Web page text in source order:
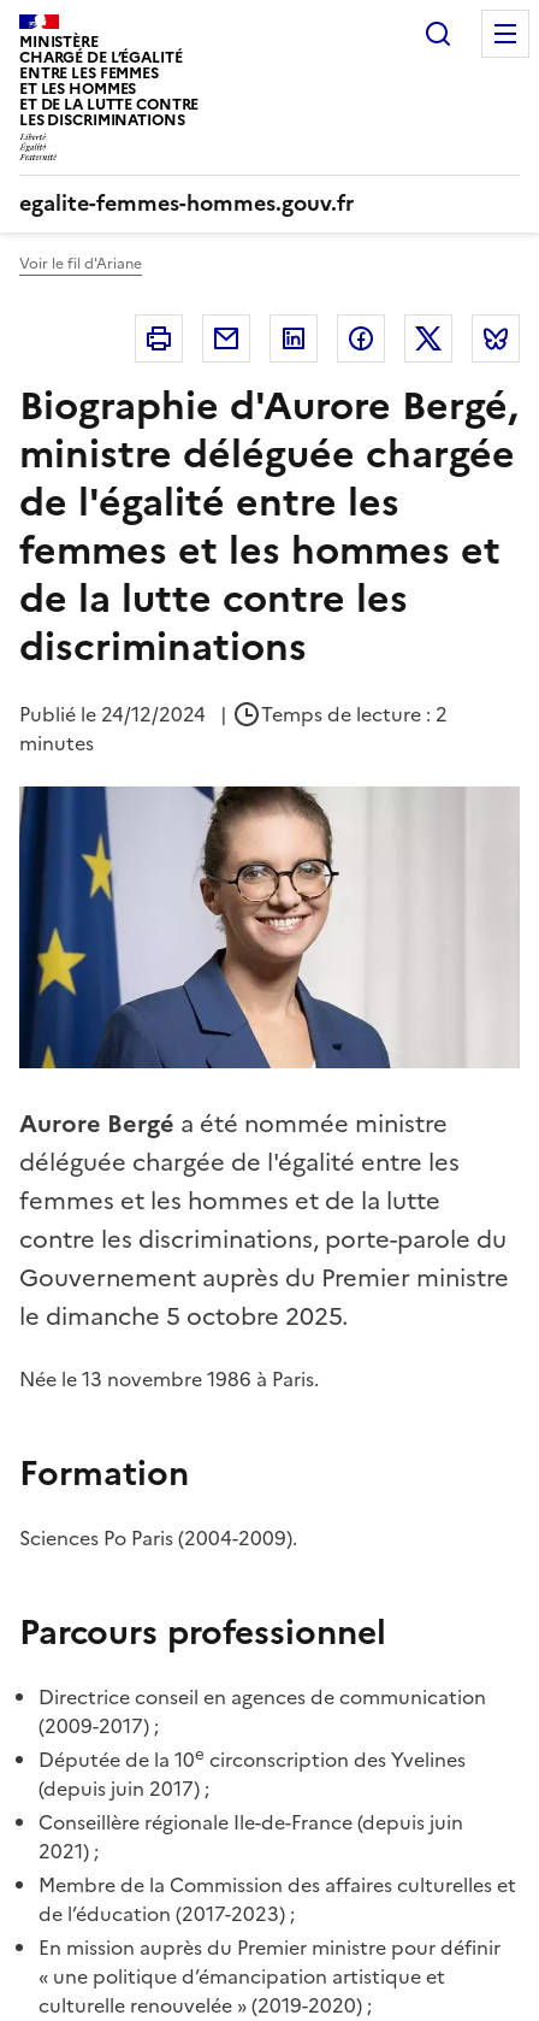
Panneau de gestion des cookies
MINISTÈRE
CHARGÉ DE L’ÉGALITÉ
ENTRE LES FEMMES
ET LES HOMMES
ET DE LA LUTTE CONTRE
LES DISCRIMINATIONS
egalite-femmes-hommes.gouv.fr
Voir le fil d'Ariane
Imprimer Courriel Linkedin FacebookTwitter
Biographie d'Aurore Bergé,
ministre déléguée chargée
de l'égalité entre les
femmes et les hommes et
de la lutte contre les
discriminations
Publié le 24/12/2024 |
Temps de lecture : 2
minutes
Aurore Bergé a été nommée ministre
déléguée chargée de l'égalité entre les
femmes et les hommes et de la lutte
contre les discriminations, porte-parole du
Gouvernement auprès du Premier ministre
le dimanche 5 octobre 2025.
Née le 13 novembre 1986 à Paris.
Formation
Sciences Po Paris (2004-2009).
Parcours professionnel
Directrice conseil en agences de communication
(2009-2017) ;
Députée de la 10e circonscription des Yvelines
(depuis juin 2017) ;
Conseillère régionale Ile-de-France (depuis juin
2021) ;
Membre de la Commission des affaires culturelles et
de l’éducation (2017-2023) ;
En mission auprès du Premier ministre pour définir
« une politique d’émancipation artistique et
culturelle renouvelée » (2019-2020) ;